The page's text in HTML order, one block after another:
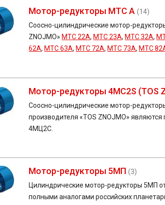
Мотор-редукторы MTC A (14)
Соосно-цилиндрические мотор-
ZNOJMO» MTC 22A, MTC 23A, MTC 32A,
62A, MTC 63A, MTC 72A, MTC 73A, MTC
Мотор-редукторы 4MC2S (TOS
Соосно-цилиндрические мотор-
производителя «TOS ZNOJMO»
4МЦ2С.
Мотор-редукторы 5МП (3)
Цилиндрические мотор-редукторы 5МП
полными аналогами российских